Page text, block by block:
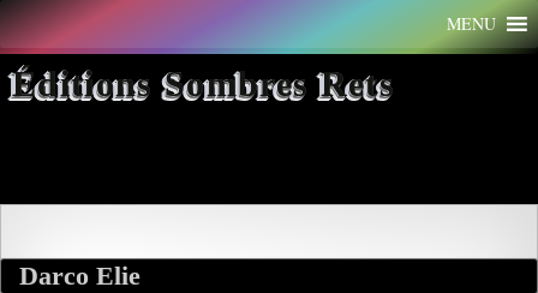
Aller
au
contenu
MENU
Éditions Sombres Rets
Archives par mot-clé : masques
Darco Elie